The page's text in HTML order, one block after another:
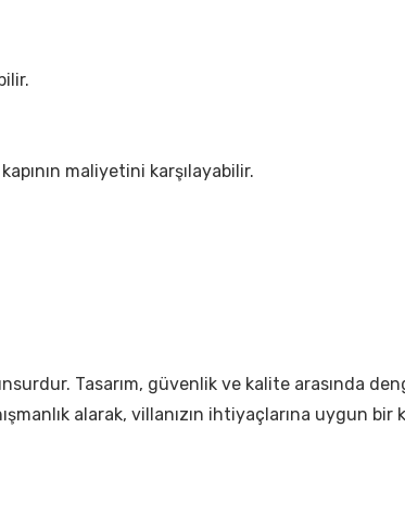
maliyetini karşılayabilir.
Tasarım, güvenlik ve kalite arasında
alarak, villanızın ihtiyaçlarına uygun